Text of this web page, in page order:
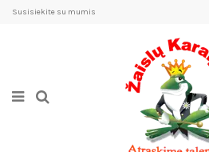
Susisiekite su mumis